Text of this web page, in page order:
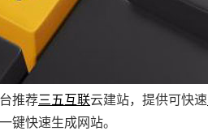
推荐三五互联云建站，提供可快速
键快速生成网站。